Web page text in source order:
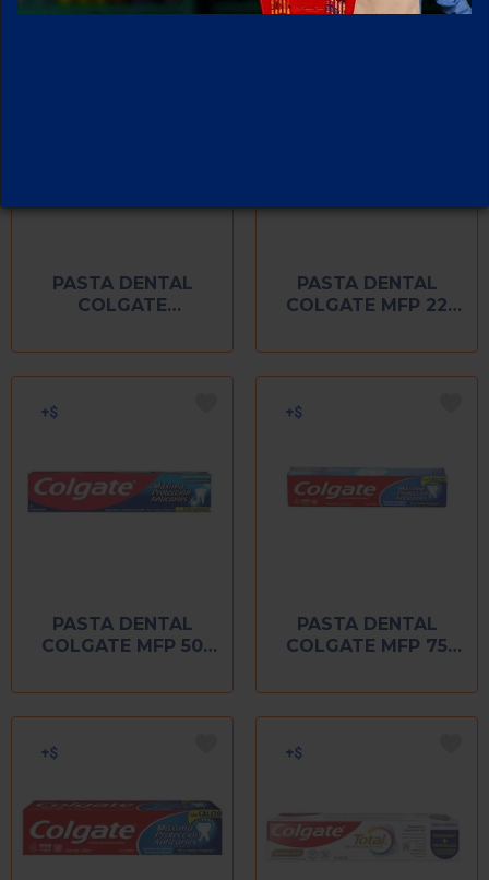
PASTA DENTAL
COLGATE
22 ML
PASTA DENTAL
COLGATE MFP 22
PASTA DENTAL
COLGATE MFP 50
PASTA DENTAL
COLGATE MFP 75